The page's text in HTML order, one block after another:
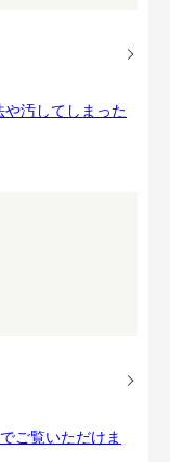
汚してしまった
ご覧いただけま